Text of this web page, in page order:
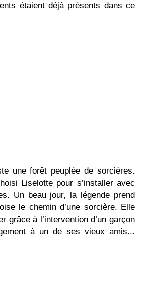
étaient déjà présents dans ce
une forêt peuplée de sorcières.
Liselotte pour s’installer avec
Un beau jour, la légende prend
le chemin d’une sorcière. Elle
grâce à l’intervention d’un garçon
à un de ses vieux amis...